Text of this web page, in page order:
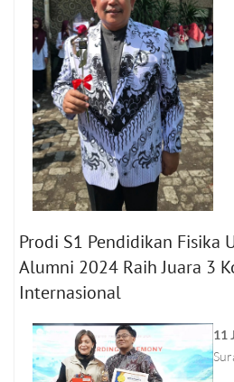
Prodi S1 Pendidikan Fisika
Alumni 2024 Raih Juara 3
Internasional
11